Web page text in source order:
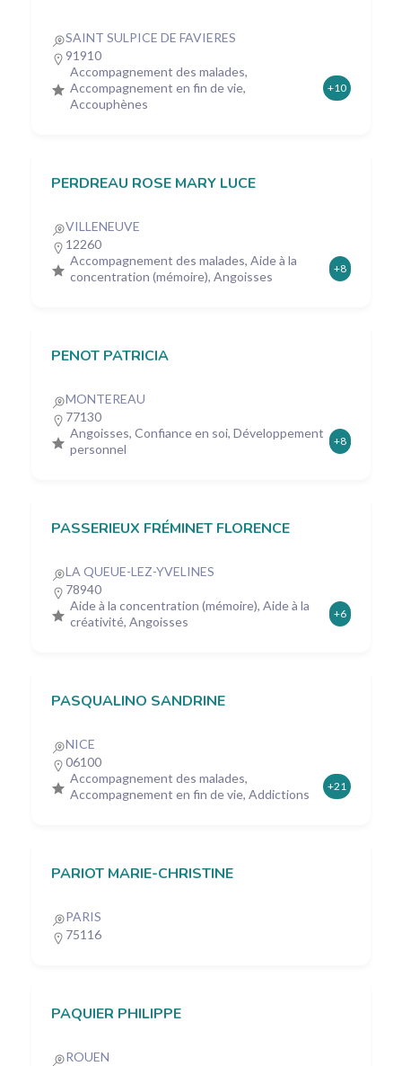
SAINT SULPICE DE FAVIERES
91910
Accompagnement des malades,
Accompagnement en fin de vie,
Accouphènes
+10
PERDREAU ROSE MARY LUCE
VILLENEUVE
12260
Accompagnement des malades, Aide à la
concentration (mémoire), Angoisses
+8
PENOT PATRICIA
MONTEREAU
77130
Angoisses, Confiance en soi, Développement
personnel
+8
PASSERIEUX FRÉMINET FLORENCE
LA QUEUE-LEZ-YVELINES
78940
Aide à la concentration (mémoire), Aide à la
créativité, Angoisses
+6
PASQUALINO SANDRINE
NICE
06100
Accompagnement des malades,
Accompagnement en fin de vie, Addictions
+21
PARIOT MARIE-CHRISTINE
PARIS
75116
PAQUIER PHILIPPE
ROUEN